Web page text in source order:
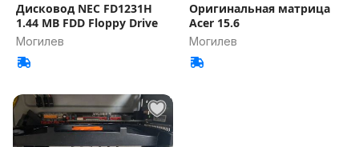
Дисковод NEC FD1231H
1.44 MB FDD Floppy Drive
Могилев
Оригинальная матрица
Acer 15.6
Могилев